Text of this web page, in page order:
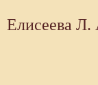
Елисеева Л.